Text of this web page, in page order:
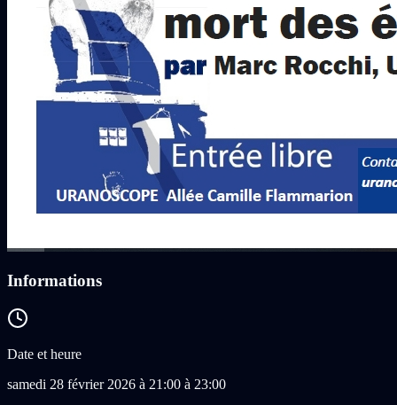
Informations
Date et heure
samedi 28 février 2026 à 21:00 à 23:00